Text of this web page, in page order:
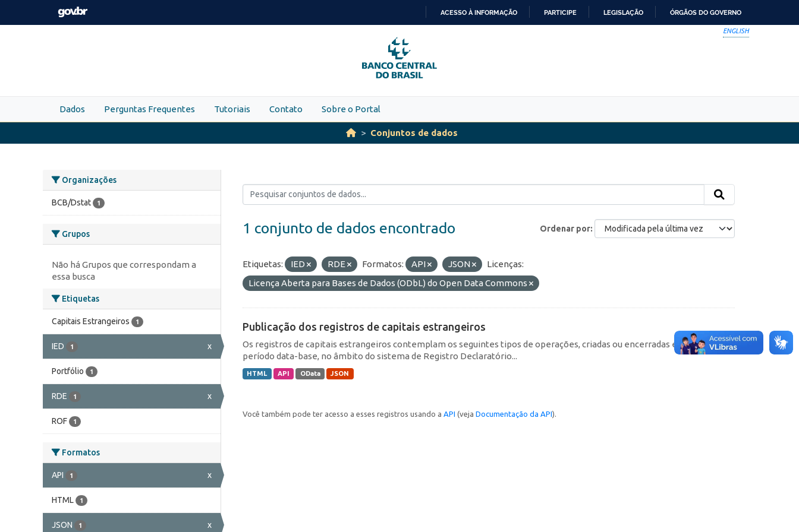
Skip to main content
PARA
O
CONTEÚDO
ACESSO À INFORMAÇÃO PARTICIPE LEGISLAÇÃO ÓRGÃOS DO GOVERNO
ENGLISH
Dados Perguntas Frequentes Tutoriais Contato Sobre o Portal
Conjuntos de dados
Organizações
BCB/Dstat 1
Grupos
Não há Grupos que correspondam a
essa busca
Etiquetas
Capitais Estrangeiros 1
IED 1 x
Portfólio 1
RDE 1 x
ROF 1
Formatos
API 1 x
HTML 1
JSON 1 x
Ordenar por
1 conjunto de dados encontrado
Etiquetas: IED RDE Formatos: API JSON
Licenças:
Licença Aberta para Bases de Dados (ODbL) do Open Data Commons
Publicação dos registros de capitais estrangeiros
Os registros de capitais estrangeiros contemplam os seguintes tipos de operações, criadas ou encerradas em cada
período data-base, no âmbito do sistema de Registro Declaratório...
HTML API OData JSON
Você também pode ter acesso a esses registros usando a API (veja Documentação da API).